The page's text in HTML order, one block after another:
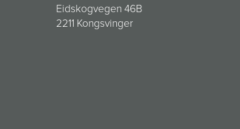
Eidskogvegen 46B
2211 Kongsvinger